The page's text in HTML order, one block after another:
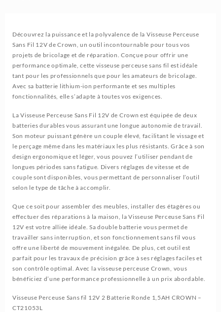
Découvrez la puissance et la polyvalence de la Visseuse Perceuse
Sans Fil 12V de Crown, un outil incontournable pour tous vos
projets de bricolage et de réparation. Conçue pour offrir une
performance optimale, cette visseuse perceuse sans fil est idéale
tant pour les professionnels que pour les amateurs de bricolage.
Avec sa batterie lithium-ion performante et ses multiples
fonctionnalités, elle s’adapte à toutes vos exigences.
La Visseuse Perceuse Sans Fil 12V de Crown est équipée de deux
batteries durables vous assurant une longue autonomie de travail.
Son moteur puissant génère un couple élevé, facilitant le vissage et
le perçage même dans les matériaux les plus résistants. Grâce à son
design ergonomique et léger, vous pouvez l’utiliser pendant de
longues périodes sans fatigue. Divers réglages de vitesse et de
couple sont disponibles, vous permettant de personnaliser l’outil
selon le type de tâche à accomplir.
Que ce soit pour assembler des meubles, installer des étagères ou
effectuer des réparations à la maison, la Visseuse Perceuse Sans Fil
12V est votre alliée idéale. Sa double batterie vous permet de
travailler sans interruption, et son fonctionnement sans fil vous
offre une liberté de mouvement inégalée. De plus, cet outil est
parfait pour les travaux de précision grâce à ses réglages faciles et
son contrôle optimal. Avec la visseuse perceuse Crown, vous
bénéficiez d’une performance professionnelle à un prix abordable.
Visseuse Perceuse Sans fil 12V 2 Batterie Ronde 1,5AH CROWN –
CT21053L